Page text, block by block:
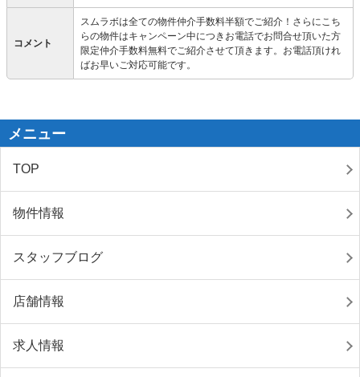
コメント
スムラボは全ての物件仲介手数料半額でご紹介！さらにこち
らの物件はキャンペーン中につきお電話でお問合せ頂いた方
限定仲介手数料無料でご紹介させて頂きます。お電話頂けれ
ばお早いご対応可能です。
メニュー
TOP
物件情報
スタッフブログ
店舗情報
求人情報